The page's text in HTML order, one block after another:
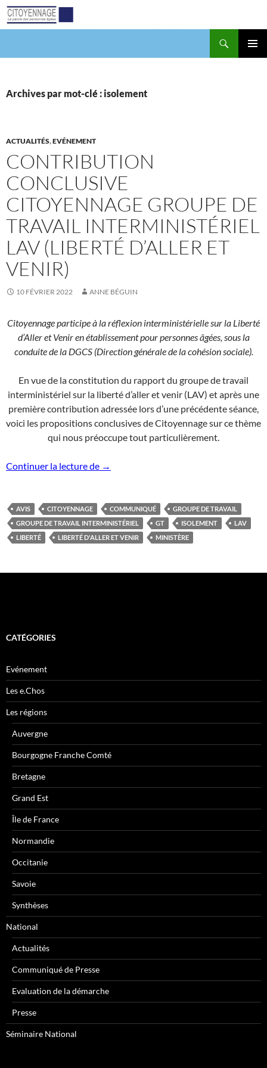
Aller
au
Archives par mot-clé : isolement
ACTUALITÉS,EVÉNEMENT
CONTRIBUTION
CONCLUSIVE
CITOYENNAGE GROUPE DE
TRAVAIL INTERMINISTÉRIEL
LAV (LIBERTÉ D’ALLER ET
VENIR)
10 FÉVRIER 2022 ANNE BÉGUIN
Citoyennage participe à la réflexion interministérielle sur la Liberté
d’Aller et Venir en établissement pour personnes âgées, sous la
conduite de la DGCS (Direction générale de la cohésion sociale).
En vue de la constitution du rapport du groupe de travail
interministériel sur la liberté d’aller et venir (LAV) et après une
première contribution adressée lors d’une précédente séance,
voici les propositions conclusives de Citoyennage sur ce thème
qui nous préoccupe tout particulièrement.
Continuer la lecture de Contribution conclusive Citoyennage
→
AVIS CITOYENNAGE COMMUNIQUÉ
GROUPE DE TRAVAIL
GROUPE DE TRAVAIL INTERMINISTÉRIEL
GT ISOLEMENT
LAV
LIBERTÉ
LIBERTÉ D'ALLER ET VENIR MINISTÈRE
CATÉGORIES
Evénement
Les e.Chos
Les régions
Auvergne
Bourgogne Franche Comté
Bretagne
Grand Est
Île de France
Normandie
Occitanie
Savoie
Synthèses
National
Actualités
Communiqué de Presse
Evaluation de la démarche
Presse
Séminaire National